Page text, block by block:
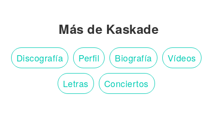
Más de Kaskade
Discografía Perfil Biografía Vídeos
Letras Conciertos